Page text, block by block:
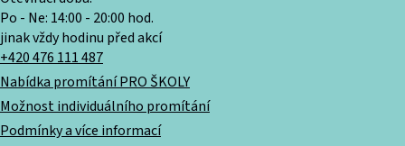
Po - Ne: 14:00 - 20:00 hod.
jinak vždy hodinu před akcí
+420 476 111 487
Nabídka promítání PRO ŠKOLY
Možnost individuálního promítání
Podmínky a více informací